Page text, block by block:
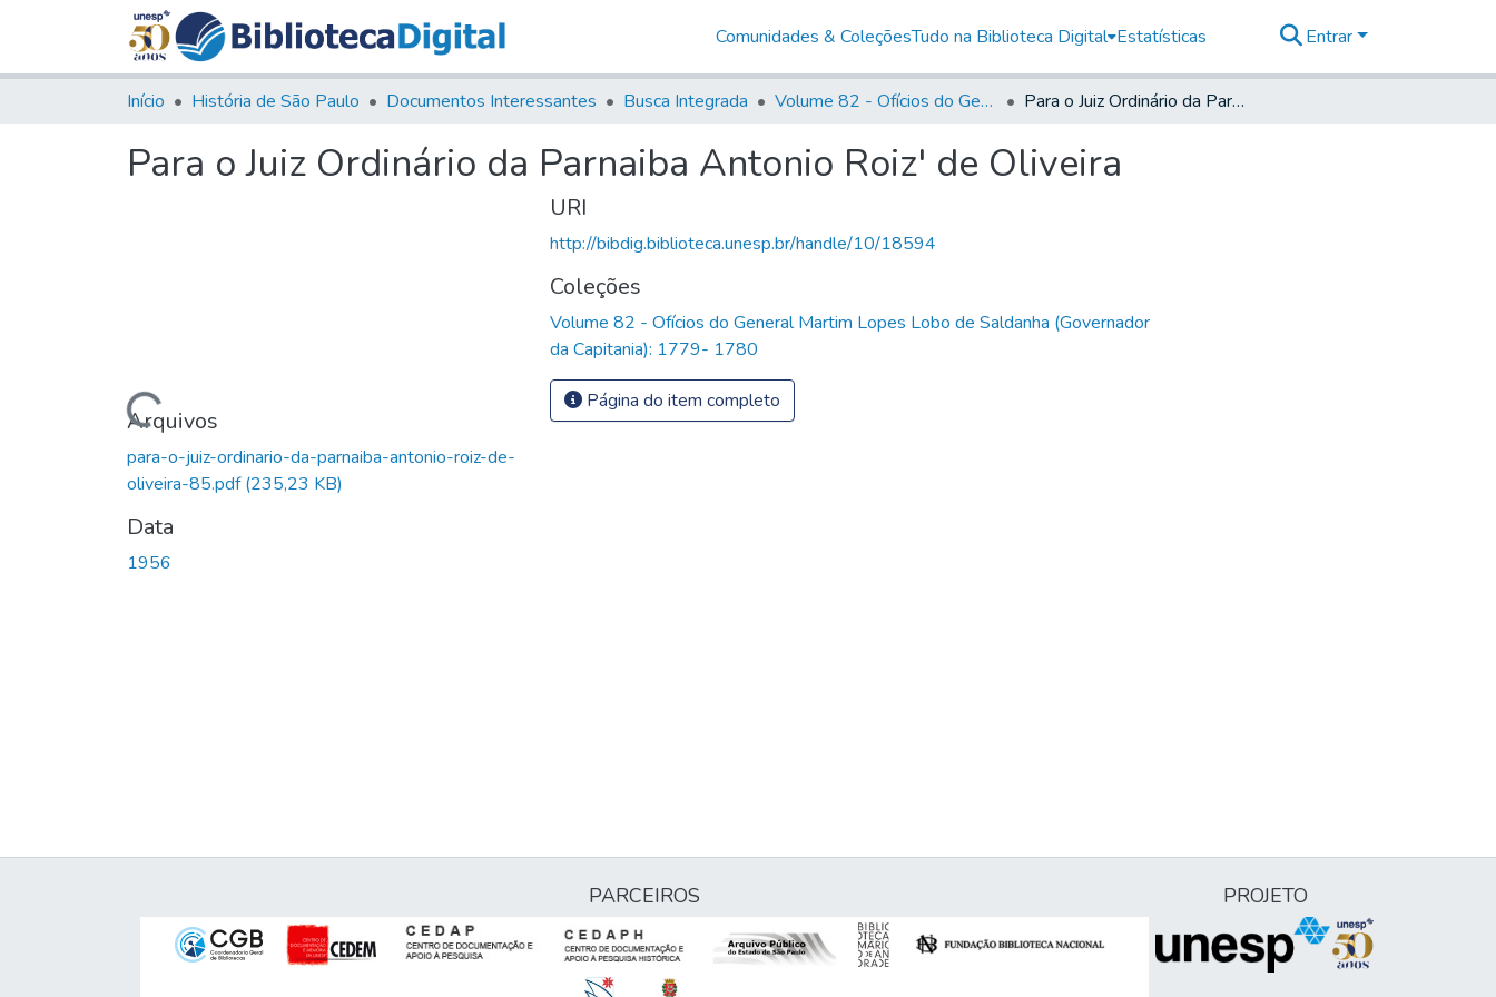
Comunidades & ColeçõesTudo na Biblioteca Digital Estatísticas Entrar
Início História de São Paulo Documentos Interessantes Busca Integrada Volume 82 - Ofícios do General Martim Lopes Lobo de Saldanha (Governador da Capitania): 1779- 1780 Para o Juiz Ordinário da Parnaiba Antonio Roiz' de Oliveira
Para o Juiz Ordinário da Parnaiba Antonio Roiz' de Oliveira
Carregando...
Arquivos
para-o-juiz-ordinario-da-parnaiba-antonio-roiz-de-
oliveira-85.pdf(235,23 KB)
Data
1956
URI
http://bibdig.biblioteca.unesp.br/handle/10/18594
Coleções
Volume 82 - Ofícios do General Martim Lopes Lobo de Saldanha (Governador
da Capitania): 1779- 1780
Página do item completo
PARCEIROS PROJETO